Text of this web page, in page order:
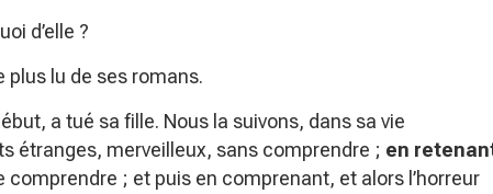
d’elle ?
plus lu de ses romans.
a tué sa fille. Nous la suivons, dans sa vie
étranges, merveilleux, sans comprendre ; en
comprendre ; et puis en comprenant, et alors l’horreur